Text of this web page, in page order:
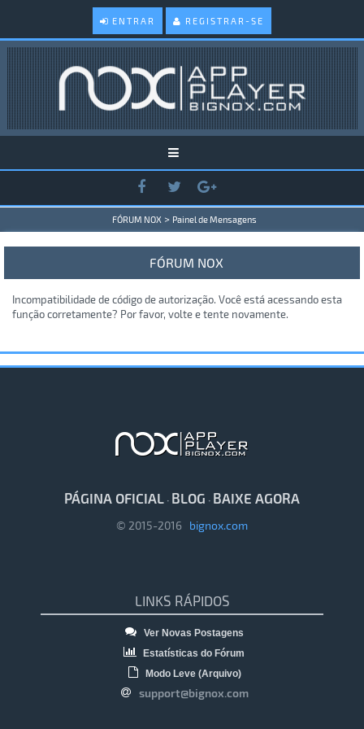
ENTRAR REGISTRAR-SE
FÓRUM NOX > Painel de Mensagens
FÓRUM NOX
Incompatibilidade de código de autorização. Você está acessando esta
função corretamente? Por favor, volte e tente novamente.
PÁGINA OFICIAL · BLOG · BAIXE AGORA
© 2015-2016 bignox.com
LINKS RÁPIDOS
Ver Novas Postagens
Estatísticas do Fórum
Modo Leve (Arquivo)
support@bignox.com